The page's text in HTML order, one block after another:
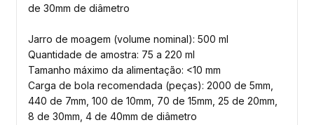
de 30mm de diâmetro
Jarro de moagem (volume nominal): 500 ml
Quantidade de amostra: 75 a 220 ml
Tamanho máximo da alimentação: <10 mm
Carga de bola recomendada (peças): 2000 de 5mm,
440 de 7mm, 100 de 10mm, 70 de 15mm, 25 de 20mm,
8 de 30mm, 4 de 40mm de diâmetro